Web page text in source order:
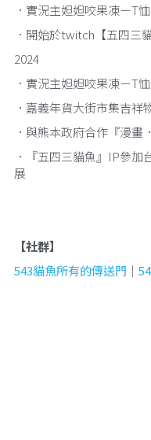
．實況主妲妲咬果凍－T
．開始於twitch【五四三
2024
．實況主妲妲咬果凍－T
．嘉義年貨大街市集吉祥
．與熊本政府合作『漫畫
．『五四三貓魚』IP參
展
【社群】
543貓魚所有的傳送門 ｜